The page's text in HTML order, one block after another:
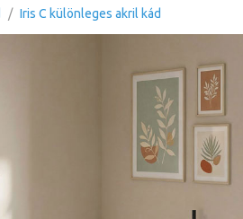
Iris C különleges akril kád